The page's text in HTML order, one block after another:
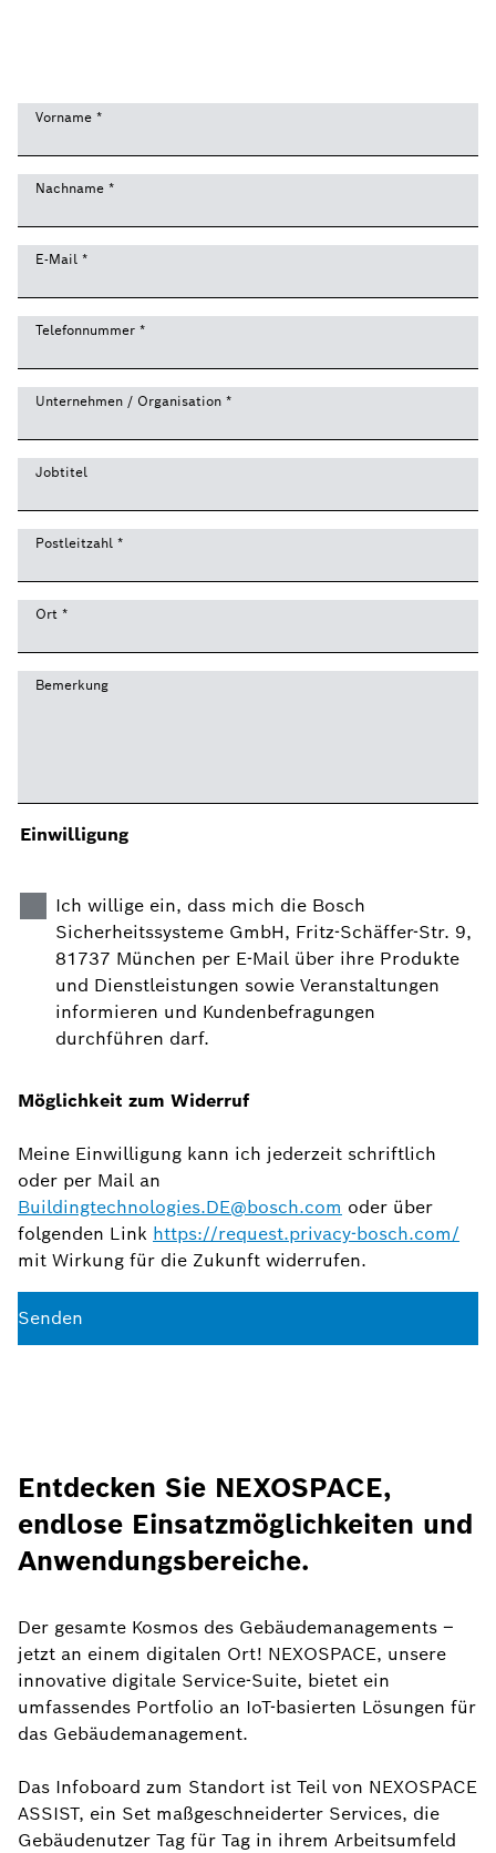
Vorname *
Nachname *
E-Mail *
Telefonnummer *
Unternehmen / Organisation *
Jobtitel
Postleitzahl *
Ort *
Bemerkung
Einwilligung
Ich willige ein, dass mich die Bosch
Sicherheitssysteme GmbH, Fritz-Schäffer-Str. 9,
81737 München per E-Mail über ihre Produkte
und Dienstleistungen sowie Veranstaltungen
informieren und Kundenbefragungen
durchführen darf.
Möglichkeit zum Widerruf
Meine Einwilligung kann ich jederzeit schriftlich
oder per Mail an
Buildingtechnologies.DE@bosch.com oder über
folgenden Link https://request.privacy-bosch.com/
mit Wirkung für die Zukunft widerrufen.
Senden
Entdecken Sie NEXOSPACE,
endlose Einsatzmöglichkeiten und
Anwendungsbereiche.
Der gesamte Kosmos des Gebäudemanagements –
jetzt an einem digitalen Ort! NEXOSPACE, unsere
innovative digitale Service-Suite, bietet ein
umfassendes Portfolio an IoT-basierten Lösungen für
das Gebäudemanagement.
Das Infoboard zum Standort ist Teil von NEXOSPACE
ASSIST, ein Set maßgeschneiderter Services, die
Gebäudenutzer Tag für Tag in ihrem Arbeitsumfeld